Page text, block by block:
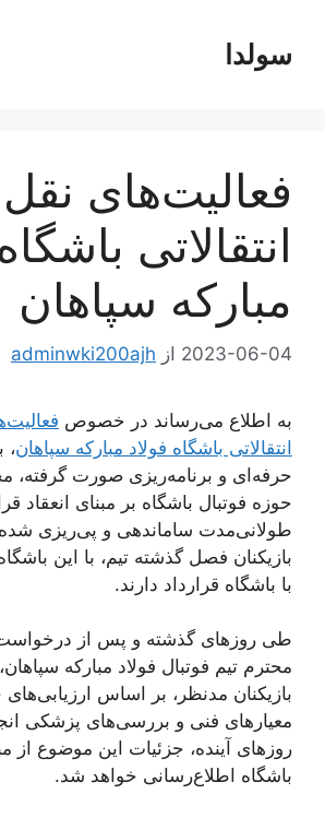
محتواسولدا
فعالیت‌های
انتقالاتی
مبارکه سپاهان
2023-06-04 از adminwki200ajh
به اطلاع می‌رساند در خصوص
انتقالاتی باشگاه فولاد مبارکه سپاهان،
حرفه‌ای و برنامه‌ریزی صورت گرفته،
حوزه فوتبال باشگاه بر مبنای انعقاد
طولانی‌مدت ساماندهی و پی‌ریزی شده
بازیکنان فصل گذشته تیم، با این
با باشگاه قرارداد دارند.
طی روزهای گذشته و پس از
محترم تیم فوتبال فولاد مبارکه
بازیکنان مدنظر، بر اساس
معیارهای فنی و بررسی‌های پزشکی
روزهای آینده، جزئیات این موضوع از
باشگاه اطلاع‌رسانی خواهد شد.